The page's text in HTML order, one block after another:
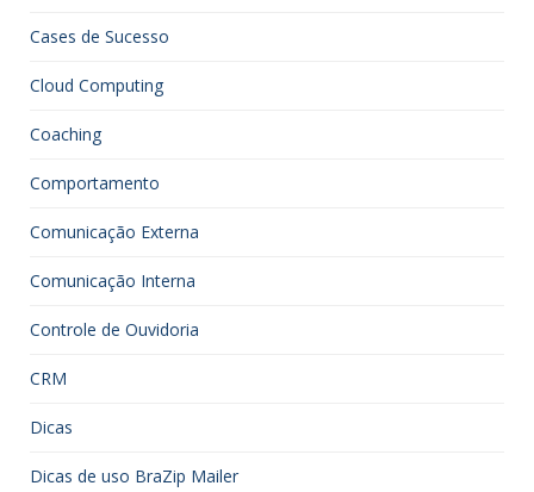
Cases de Sucesso
Cloud Computing
Coaching
Comportamento
Comunicação Externa
Comunicação Interna
Controle de Ouvidoria
CRM
Dicas
Dicas de uso BraZip Mailer